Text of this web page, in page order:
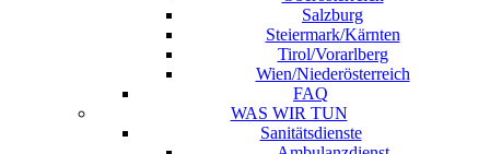
Salzburg
Steiermark/Kärnten
Tirol/Vorarlberg
Wien/Niederösterreich
FAQ
WAS WIR TUN
Sanitätsdienste